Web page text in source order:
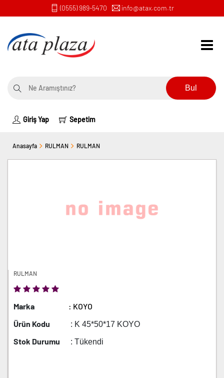
(0555) 989-5470 info@atax.com.tr
Bul
Giriş Yap Sepetim
Anasayfa RULMAN RULMAN
RULMAN
Marka
: KOYO
Ürün Kodu
: K 45*50*17 KOYO
Stok Durumu : Tükendi